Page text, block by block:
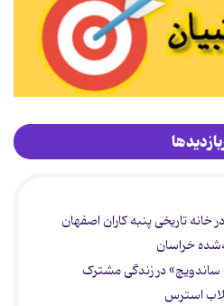
خانه تاریخی پنبه کاران اصفهان
خراسان
ساندویچ» در زندگی مشترک
استرس